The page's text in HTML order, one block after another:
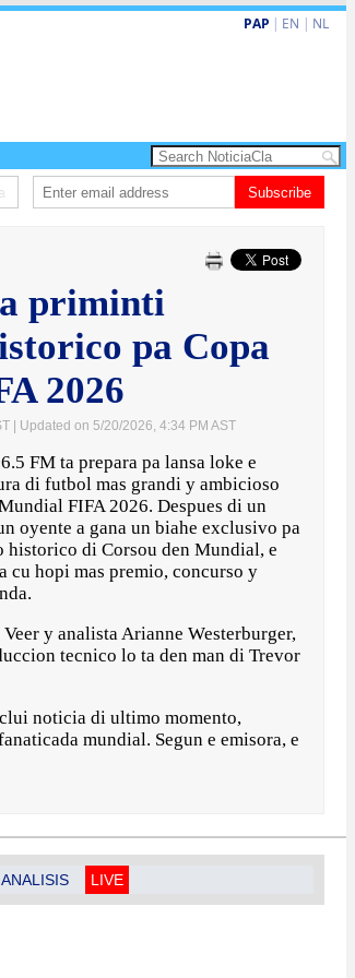
PAP | EN | NL
eleva turismo premium cu renobacion di US$106 miyon
Subscribe
priminti
pa Copa
2026
| Updated on 5/20/2026, 4:34 PM AST
FM ta prepara pa lansa loke e
di futbol mas grandi y ambicioso
FIFA 2026. Despues di un
oyente a gana un biahe exclusivo pa
historico di Corsou den Mundial, e
cu hopi mas premio, concurso y
y analista Arianne Westerburger,
tecnico lo ta den man di Trevor
noticia di ultimo momento,
mundial. Segun e emisora, e
ANALISIS LIVE